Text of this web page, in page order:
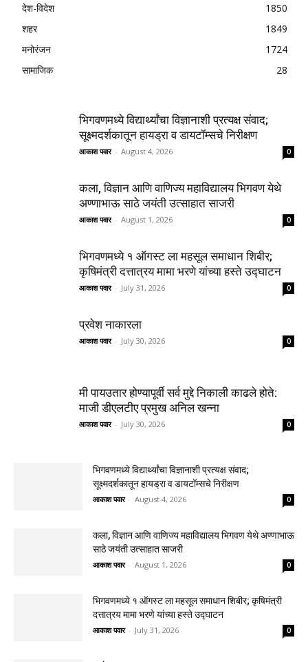
देश-विदेश
1850
शहर
1849
मनोरंजन
1724
सामाजिक
28
भिगवणमध्ये विद्यार्थ्यांचा विज्ञानाशी प्रत्यक्ष संवाद;
सूक्ष्मदर्शकातून हायड्रा व डायटॉम्सचे निरीक्षण
आकाश पवार - August 4, 2026 0
कला, विज्ञान आणि वाणिज्य महाविद्यालय भिगवण येथे
अण्णाभाऊ साठे जयंती उत्साहात साजरी
आकाश पवार - August 1, 2026 0
भिगवणमध्ये १ ऑगस्ट ला महसूल समाधान शिबीर;
कृषिमंत्री दत्तात्रय मामा भरणे यांच्या हस्ते उद्घाटन
आकाश पवार - July 31, 2026 0
प्रवेश नाकारला
आकाश पवार - July 30, 2026 0
मी पायउतार होण्यापूर्वी सर्व मुद्दे निकाली काढले होते:
माजी डीएलटीए प्रमुख अनिल खन्ना
आकाश पवार - July 30, 2026 0
भिगवणमध्ये विद्यार्थ्यांचा विज्ञानाशी प्रत्यक्ष संवाद;
सूक्ष्मदर्शकातून हायड्रा व डायटॉम्सचे निरीक्षण
आकाश पवार - August 4, 2026 0
कला, विज्ञान आणि वाणिज्य महाविद्यालय भिगवण येथे अण्णाभाऊ
साठे जयंती उत्साहात साजरी
आकाश पवार - August 1, 2026 0
भिगवणमध्ये १ ऑगस्ट ला महसूल समाधान शिबीर; कृषिमंत्री
दत्तात्रय मामा भरणे यांच्या हस्ते उद्घाटन
आकाश पवार - July 31, 2026 0